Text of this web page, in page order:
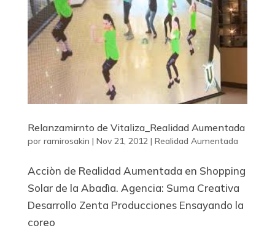
Relanzamirnto de Vitaliza_Realidad Aumentada
por ramirosakin | Nov 21, 2012| Realidad Aumentada
Acciòn de Realidad Aumentada en Shopping
Solar de la Abadìa. Agencia: Suma Creativa
Desarrollo Zenta Producciones Ensayando la
coreo